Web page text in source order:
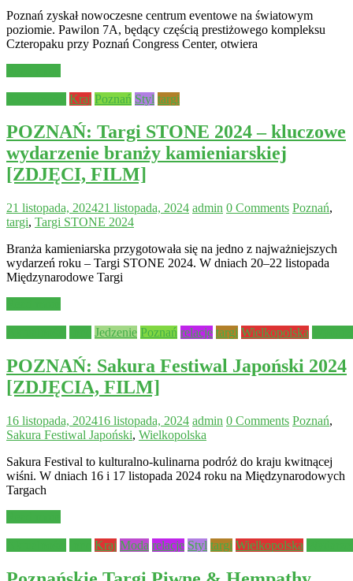
Poznań zyskał nowoczesne centrum eventowe na światowym
poziomie. Pawilon 7A, będący częścią prestiżowego kompleksu
Czteropaku przy Poznań Congress Center, otwiera
Kraj Poznań Styl targi
POZNAŃ: Targi STONE 2024 – kluczowe
wydarzenie branży kamieniarskiej
[ZDJĘCI, FILM]
21 listopada, 202421 listopada, 2024 admin 0 Comments Poznań,
targi, Targi STONE 2024
Branża kamieniarska przygotowała się na jedno z najważniejszych
wydarzeń roku – Targi STONE 2024. W dniach 20–22 listopada
Międzynarodowe Targi
Jedzenie Poznań relacje targi Wielkopolska
POZNAŃ: Sakura Festiwal Japoński 2024
[ZDJĘCIA, FILM]
16 listopada, 202416 listopada, 2024 admin 0 Comments Poznań,
Sakura Festiwal Japoński, Wielkopolska
Sakura Festival to kulturalno-kulinarna podróż do kraju kwitnącej
wiśni. W dniach 16 i 17 listopada 2024 roku na Międzynarodowych
Targach
Kraj Moda relacje Styl targi Wielkopolska